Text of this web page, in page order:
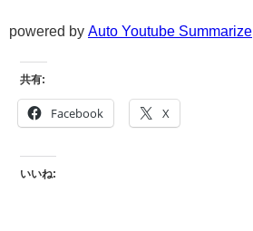
powered by Auto Youtube Summarize
共有:
Facebook X
いいね: